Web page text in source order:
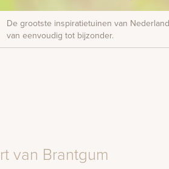
De grootste inspiratietuinen van Nederland
van eenvoudig tot bijzonder.
van Brantgum